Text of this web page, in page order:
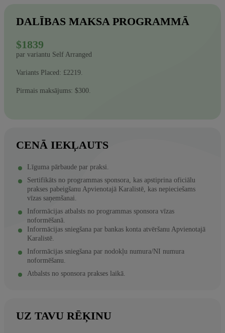
DALĪBAS MAKSA PROGRAMMĀ
$1839
par variantu Self Arranged
Variants Placed: £2219.
Pirmais maksājums: $300.
CENĀ IEKĻAUTS
Līguma pārbaude par praksi.
Sertifikāts no programmas sponsora, kas apstiprina oficiālu
prakses pabeigšanu Apvienotajā Karalistē, kas nepieciešams
vīzas saņemšanai.
Informācijas atbalsts no programmas sponsora vīzas
noformēšanā.
Informācijas sniegšana par bankas konta atvēršanu Apvienotajā
Karalistē.
Informācijas sniegšana par nodokļu numura/NI numura
noformēšanu.
Atbalsts no sponsora prakses laikā.
UZ TAVU RĒĶINU